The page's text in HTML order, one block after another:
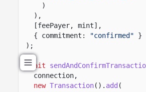
)
),
[feePayer, mint],
{ commitment:
"confirmed"
}
);
await
connection,
new Transaction(). add (